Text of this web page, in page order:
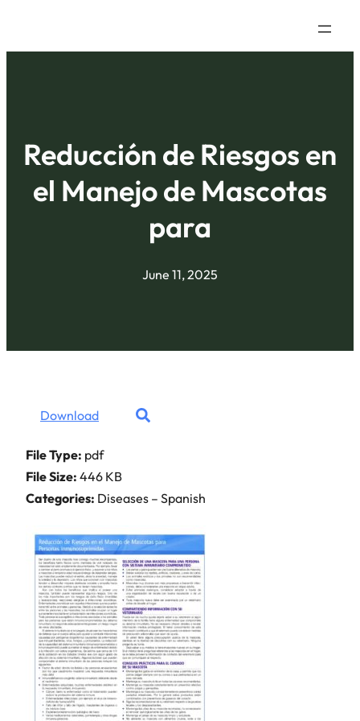
Reducción de Riesgos en
el Manejo de Mascotas
para
June 11, 2025
Download
File Type: pdf
File Size: 446 KB
Categories: Diseases – Spanish